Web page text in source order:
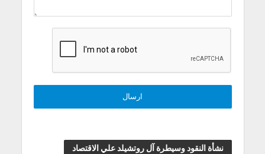
نشأة النقود وسيطرة آل روتشيلد علي الاقتصاد